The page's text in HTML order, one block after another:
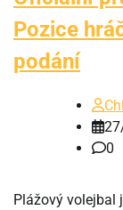
Pozice
podání
0
Plážový volejbal